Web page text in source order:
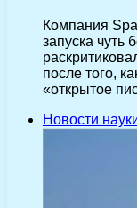
Компания
запуска чуть
после того,
«открытое
Новости